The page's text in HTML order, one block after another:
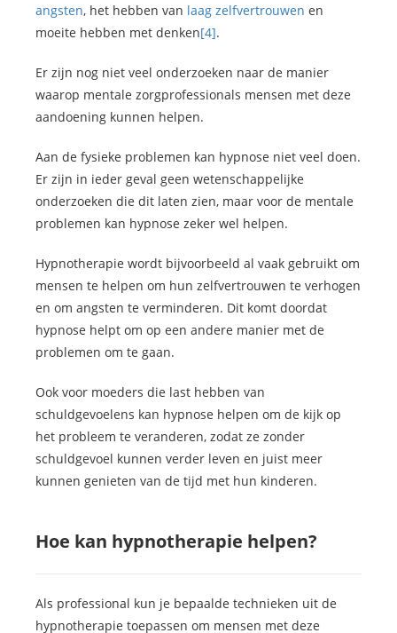
angsten, het hebben van laag zelfvertrouwen en
moeite hebben met denken[4].
Er zijn nog niet veel onderzoeken naar de manier
waarop mentale zorgprofessionals mensen met deze
aandoening kunnen helpen.
Aan de fysieke problemen kan hypnose niet veel doen.
Er zijn in ieder geval geen wetenschappelijke
onderzoeken die dit laten zien, maar voor de mentale
problemen kan hypnose zeker wel helpen.
Hypnotherapie wordt bijvoorbeeld al vaak gebruikt om
mensen te helpen om hun zelfvertrouwen te verhogen
en om angsten te verminderen. Dit komt doordat
hypnose helpt om op een andere manier met de
problemen om te gaan.
Ook voor moeders die last hebben van
schuldgevoelens kan hypnose helpen om de kijk op
het probleem te veranderen, zodat ze zonder
schuldgevoel kunnen verder leven en juist meer
kunnen genieten van de tijd met hun kinderen.
Hoe kan hypnotherapie helpen?
Als professional kun je bepaalde technieken uit de
hypnotherapie toepassen om mensen met deze